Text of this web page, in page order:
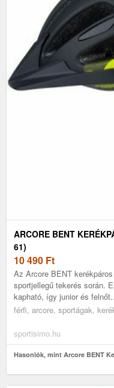
ARCORE BENT
61)
10 490 Ft
Az Arcore BENT
sportjellegű tekerés során.
kapható, így junior és
férfi, arcore, sportágak,
sportisimo.hu
Hasonlók, mint Arcore BENT